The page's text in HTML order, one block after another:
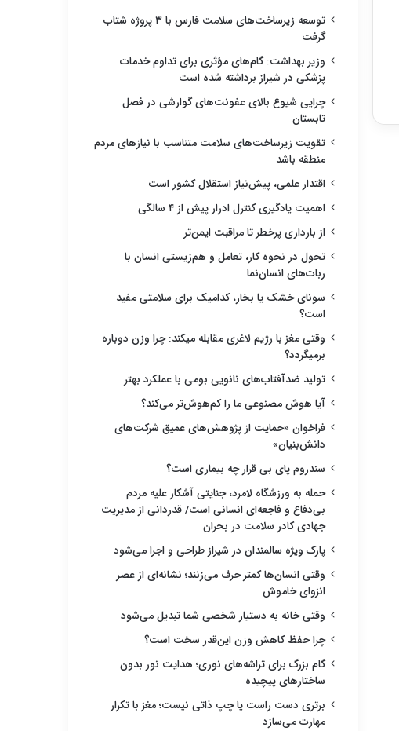
توسعه زیرساخت‌های سلامت فارس با ۳ پروژه شتاب
گرفت
وزیر بهداشت: گام‌های مؤثری برای تداوم خدمات
پزشکی در شیراز برداشته شده است
چرایی شیوع بالای عفونت‌های گوارشی در فصل
تابستان
تقویت زیرساخت‌های سلامت متناسب با نیازهای مردم
منطقه باشد
اقتدار علمی، پیش‌نیاز استقلال کشور است
اهمیت یادگیری کنترل ادرار پیش از ۴ سالگی
از بارداری پرخطر تا مراقبت ایمن‌تر
تحول در نحوه کار، تعامل و هم‌زیستی انسان با
ربات‌های انسان‌نما
سونای خشک یا بخار، کدامیک برای سلامتی مفید
است؟
وقتی مغز با رژیم لاغری مقابله میکند: چرا وزن دوباره
برمیگردد؟
تولید ضدآفتاب‌های نانویی بومی با عملکرد بهتر
آیا هوش مصنوعی ما را کم‌هوش‌تر می‌کند؟
فراخوان «حمایت از پژوهش‌های عمیق شرکت‌های
دانش‌بنیان»
سندروم پای بی قرار چه بیماری است؟
حمله به ورزشگاه لامرد، جنایتی آشکار علیه مردم
بی‌دفاع و فاجعه‌ای انسانی است/ قدردانی از مدیریت
جهادی کادر سلامت در بحران
پارک ویژه سالمندان در شیراز طراحی و اجرا می‌شود
وقتی انسان‌ها کمتر حرف می‌زنند؛ نشانه‌ای از عصر
انزوای خاموش
وقتی خانه به دستیار شخصی شما تبدیل می‌شود
چرا حفظ کاهش وزن این‌قدر سخت است؟
گام بزرگ برای تراشه‌های نوری؛ هدایت نور بدون
ساختارهای پیچیده
برتری دست راست یا چپ ذاتی نیست؛ مغز با تکرار
مهارت می‌سازد